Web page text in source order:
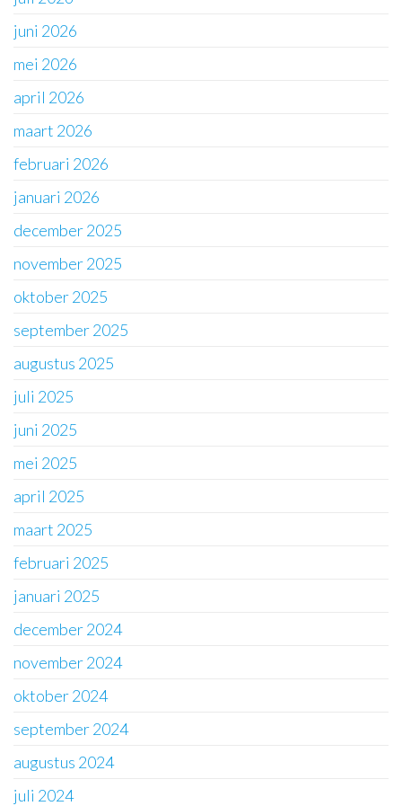
juni 2026
mei 2026
april 2026
maart 2026
februari 2026
januari 2026
december 2025
november 2025
oktober 2025
september 2025
augustus 2025
juli 2025
juni 2025
mei 2025
april 2025
maart 2025
februari 2025
januari 2025
december 2024
november 2024
oktober 2024
september 2024
augustus 2024
juli 2024